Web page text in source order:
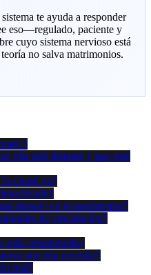
te ayuda a responder
eso—regulado, paciente y
cuyo sistema nervioso está
no salva matrimonios.
ella esté distante y que esté
la causé yo?
dorsal» en el matrimonio?
de vinculación?
está «enamorada»
que ella necesita?
real?